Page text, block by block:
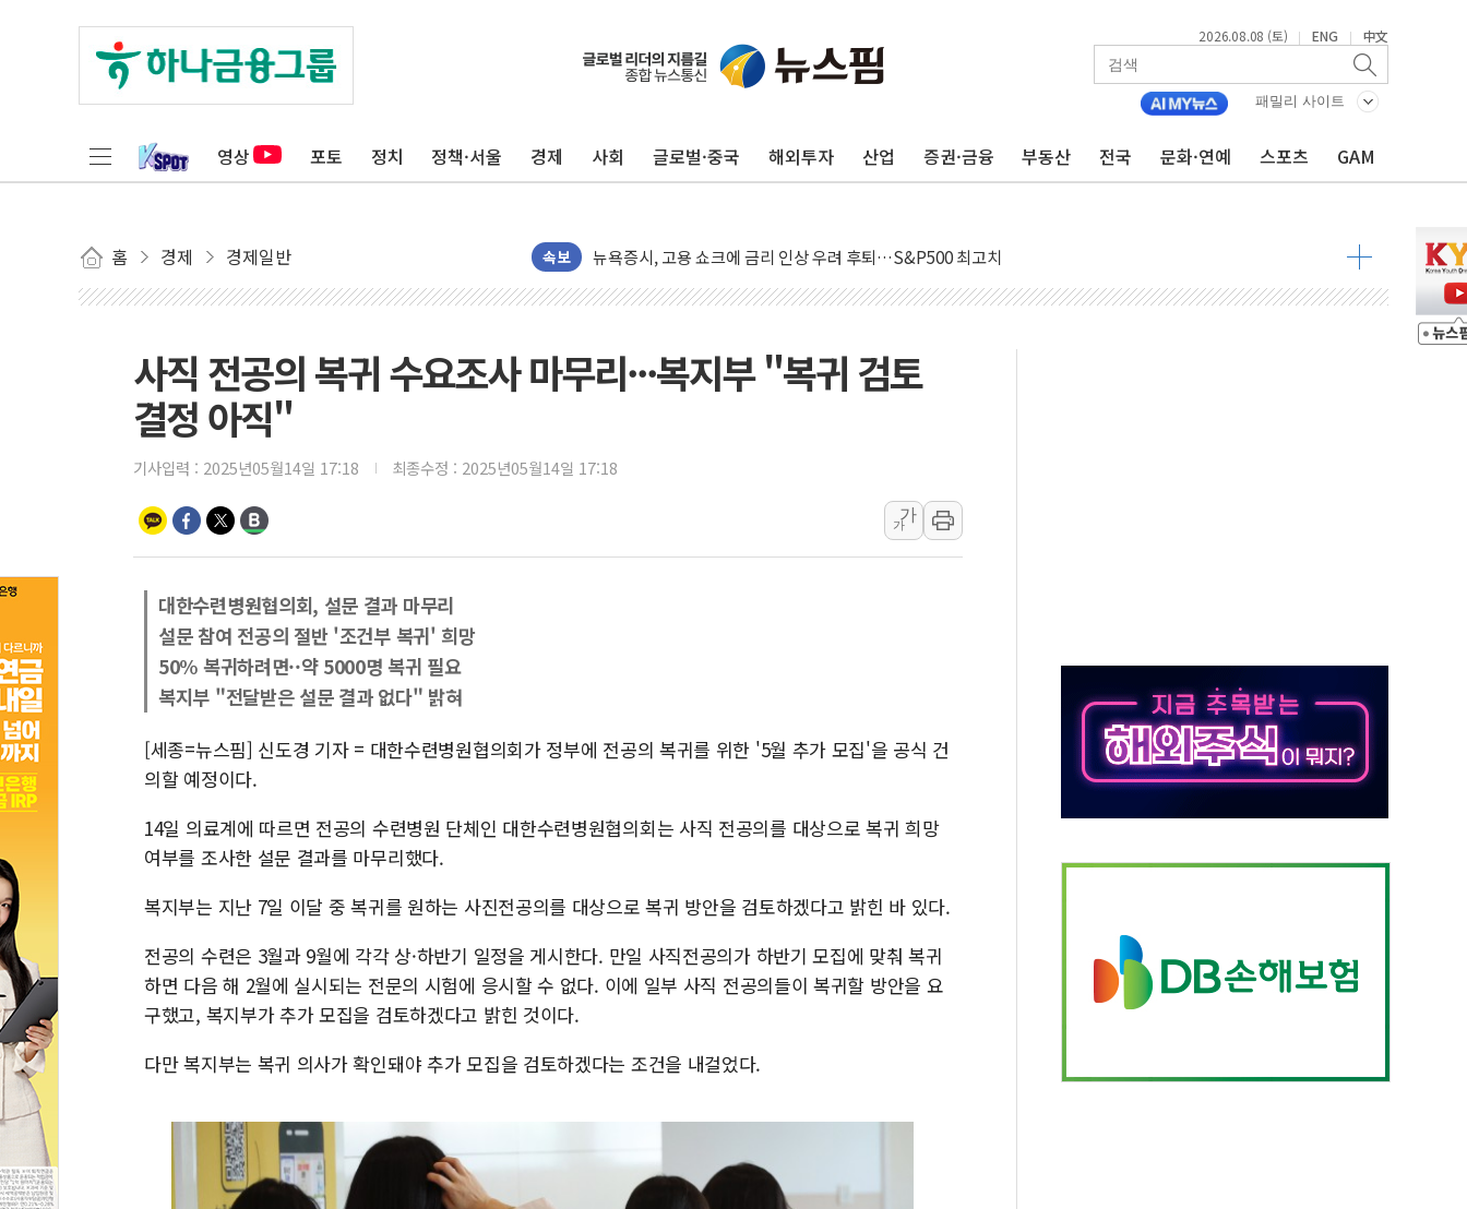
2026.08.08 (토) | ENG | 中文
패밀리 사이트
영상 포토 정치 정책·서울 경제 사회 글로벌·중국 해외투자 산업 증권·금융 부동산 전국 문화·연예 스포츠 GAM
홈 경제 경제일반 속보
민주, 오늘 제주·인천 경선 결과 발표...'김민석 재역전 vs 정청래 격차 확대'
뉴욕증시, 고용 쇼크에 금리 인상 우려 후퇴…S&P500 최고치
유럽증시, 美 고용 예상 밖 부진에 연준 금리 인상 가능성 낮아지며 상승… STOXX 600 지수는 나흘 연속 최고치
[종합] 이슬람 수니파 3국, '공동방위협정' 체결… 이스라엘·이란 위협에 맞설 자체 억지력 강화
이란 핵심 원유 수출항 '하르그섬', 최근 1주일 이상 '올스톱'… 美 해상봉쇄 영향
美 고용 쇼크에 엔화 장중 급등…시장은 "또 개입했나" 촉각
[AI MY 뉴스] 뉴욕 반도체주 프리뷰...美 고용 쇼크에 반도체주 '활짝'
뉴욕증시 개장 전 특징주...아틀라시안·클라우드플레어·태양광주↑ VS 트레이드데스크·웬디스↓
트럼프 "금리 내려야"…파월 때와 달리 워시엔 톤 낮춰
사직 전공의 복귀 수요조사 마무리···복지부 "복귀 검토
결정 아직"
기사입력 : 2025년05월14일 17:18 최종수정 : 2025년05월14일 17:18
가
가
대한수련병원협의회, 설문 결과 마무리
설문 참여 전공의 절반 '조건부 복귀' 희망
50% 복귀하려면··약 5000명 복귀 필요
복지부 "전달받은 설문 결과 없다" 밝혀
[세종=뉴스핌] 신도경 기자 = 대한수련병원협의회가 정부에 전공의 복귀를 위한 '5월 추가 모집'을 공식 건
의할 예정이다.
14일 의료계에 따르면 전공의 수련병원 단체인 대한수련병원협의회는 사직 전공의를 대상으로 복귀 희망
여부를 조사한 설문 결과를 마무리했다.
복지부는 지난 7일 이달 중 복귀를 원하는 사진전공의를 대상으로 복귀 방안을 검토하겠다고 밝힌 바 있다.
전공의 수련은 3월과 9월에 각각 상·하반기 일정을 게시한다. 만일 사직전공의가 하반기 모집에 맞춰 복귀
하면 다음 해 2월에 실시되는 전문의 시험에 응시할 수 없다. 이에 일부 사직 전공의들이 복귀할 방안을 요
구했고, 복지부가 추가 모집을 검토하겠다고 밝힌 것이다.
다만 복지부는 복귀 의사가 확인돼야 추가 모집을 검토하겠다는 조건을 내걸었다.